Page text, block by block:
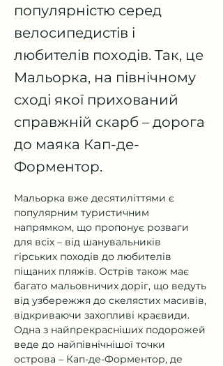
популярністю серед
велосипедистів і
любителів походів. Так, це
Мальорка, на північному
сході якої прихований
справжній скарб – дорога
до маяка Кап-де-
Форментор.
Мальорка вже десятиліттями є
популярним туристичним
напрямком, що пропонує розваги
для всіх – від шанувальників
гірських походів до любителів
піщаних пляжів. Острів також має
багато мальовничих доріг, що ведуть
від узбережжя до скелястих масивів,
відкриваючи захопливі краєвиди.
Одна з найпрекрасніших подорожей
веде до найпівнічнішої точки
острова – Кап-де-Форментор, де